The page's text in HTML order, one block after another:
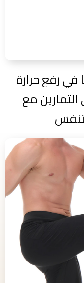
في رفع حرارة
مع